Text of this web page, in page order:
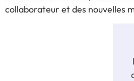
collaborateur et des nouvelles